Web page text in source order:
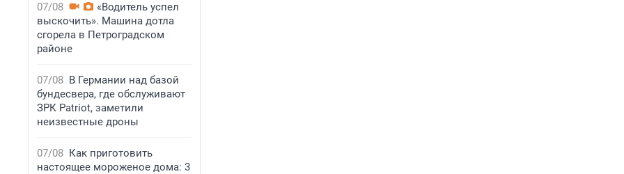
07/08
«Водитель успел
выскочить». Машина дотла
сгорела в Петроградском
районе
07/08 В Германии над базой
бундесвера, где обслуживают
ЗРК Patriot, заметили
неизвестные дроны
07/08 Как приготовить
настоящее мороженое дома: 3